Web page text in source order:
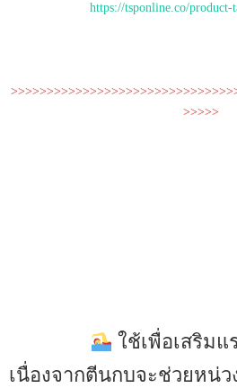
https://tsponline.co/product-
>>>>>
ใช้เพื่อเสริมแ
เนื่องจากตีนกบจะช่วยหน่ว